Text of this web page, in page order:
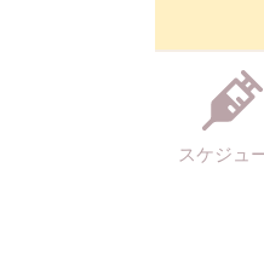
スケジュ